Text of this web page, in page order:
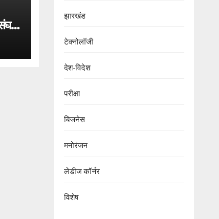
झारखंड
टेक्नोलॉजी
देश-विदेश
परीक्षा
बिजनेस
मनोरंजन
लेडीज कॉर्नर
विशेष